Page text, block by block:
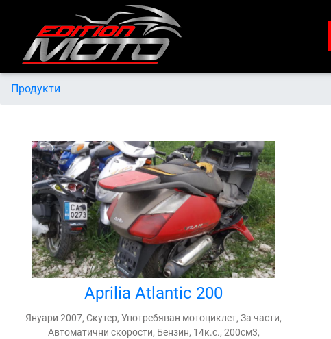
Продукти
Aprilia Atlantic 200
Януари 2007, Скутер, Употребяван мотоциклет, За части,
Автоматични скорости, Бензин, 14к.с., 200см3,